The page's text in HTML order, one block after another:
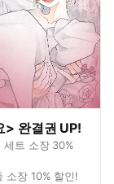
완결권 UP!
세트 소장 30%
소장 10% 할인!